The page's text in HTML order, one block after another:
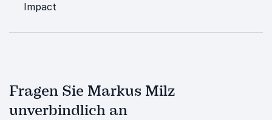
Impact
Fragen Sie Markus Milz
unverbindlich an